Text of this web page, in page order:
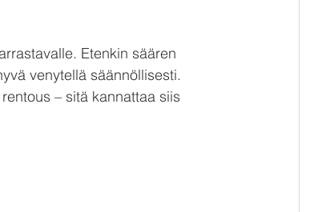
Etenkin säären
venytellä säännöllisesti.
– sitä kannattaa siis